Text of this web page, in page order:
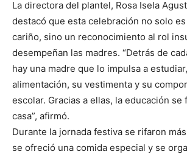
La directora del plantel, Rosa Isela
destacó que esta celebración no solo
cariño, sino un reconocimiento al rol
desempeñan las madres. “Detrás de
hay una madre que lo impulsa a
alimentación, su vestimenta y su
escolar. Gracias a ellas, la educación
casa”, afirmó.
Durante la jornada festiva se rifaron
se ofreció una comida especial y se